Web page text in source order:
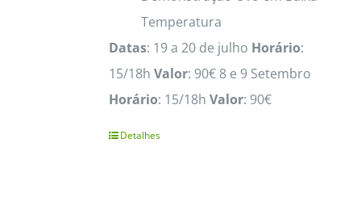
Temperatura
Datas: 19 a 20 de julho Horário:
15/18h Valor: 90€ 8 e 9 Setembro
Horário: 15/18h Valor: 90€
Detalhes